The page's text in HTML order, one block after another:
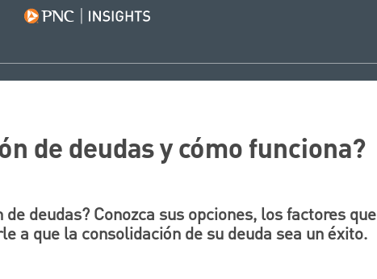
de deudas y cómo funciona?
deudas? Conozca sus opciones, los factores que
a que la consolidación de su deuda sea un éxito.